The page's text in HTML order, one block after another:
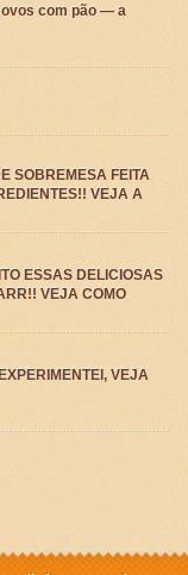
com pão — a
SOBREMESA FEITA
VEJA A
ESSAS DELICIOSAS
VEJA COMO
VEJA